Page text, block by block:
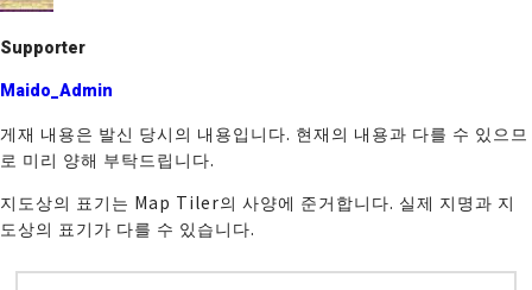
Supporter
Maido_Admin
게재 내용은 발신 당시의 내용입니다. 현재의 내용과 다를 수 있으므
로 미리 양해 부탁드립니다.
지도상의 표기는 Map Tiler의 사양에 준거합니다. 실제 지명과 지
도상의 표기가 다를 수 있습니다.